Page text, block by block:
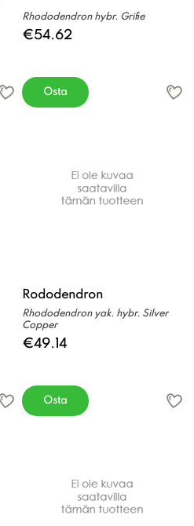
Rhododendron hybr. Grifie
€54.62
Osta
Rododendron
Rhododendron yak. hybr. Silver
Copper
€49.14
Osta